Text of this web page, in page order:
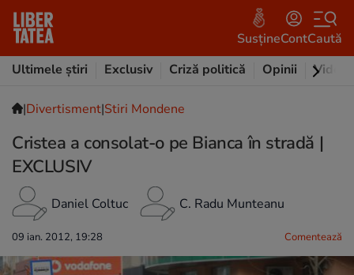
SusțineContCaută
Ultimele știri
Exclusiv Criză politică Opinii Video
|Divertisment|Stiri Mondene
Cristea a consolat-o pe Bianca în stradă |
EXCLUSIV
Daniel Coltuc C. Radu Munteanu
09 ian. 2012, 19:28 Comentează